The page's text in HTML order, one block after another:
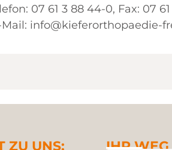
07 61 3 88 44-0, Fax: 07 61
Mail: info@kieferorthopaedie-
ZU UNS: IHR